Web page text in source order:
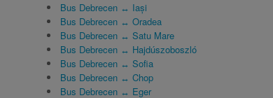
Bus Debrecen ↔ Iași
Bus Debrecen ↔ Oradea
Bus Debrecen ↔ Satu Mare
Bus Debrecen ↔ Hajdúszoboszló
Bus Debrecen ↔ Sofia
Bus Debrecen ↔ Chop
Bus Debrecen ↔ Eger